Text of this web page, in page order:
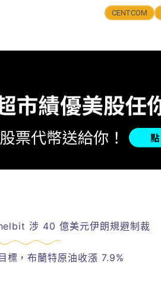
CENTCOM
涉 40 億美元伊朗規避制裁
標，布蘭特原油收漲 7.9%